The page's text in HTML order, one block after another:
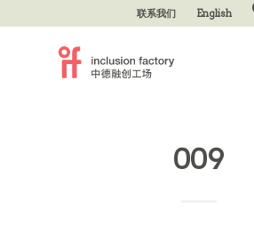
联系我们 English
009